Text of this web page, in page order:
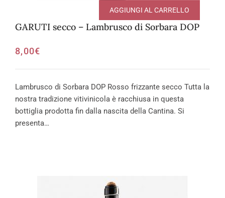
GARUTI secco – Lambrusco di Sorbara DOP
8,00€
AGGIUNGI AL CARRELLO
Lambrusco di Sorbara DOP Rosso frizzante secco Tutta la
nostra tradizione vitivinicola è racchiusa in questa
bottiglia prodotta fin dalla nascita della Cantina. Si
presenta…